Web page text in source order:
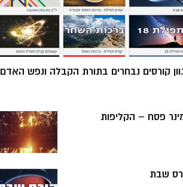
קורסים נבחרים בתורת הקבלה ונפש האדם
פסח – הקליפות
שבת